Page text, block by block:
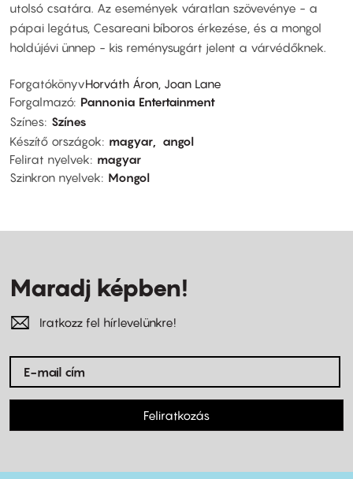
utolsó csatára. Az események váratlan szövevénye - a
pápai legátus, Cesareani bíboros érkezése, és a mongol
holdújévi ünnep - kis reménysugárt jelent a várvédőknek.
ForgatókönyvHorváth Áron, Joan Lane
Forgalmazó Pannonia Entertainment
Színes Színes
Készítő országok
magyar
angol
Felirat nyelvek
magyar
Szinkron nyelvek
Mongol
Maradj képben!
Iratkozz fel hírlevelünkre!
Feliratkozás